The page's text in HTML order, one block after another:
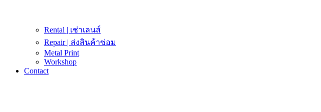
Rental | เช่าเลนส์
Repair | ส่งสินค้าซ่อม
Metal Print
Workshop
Contact